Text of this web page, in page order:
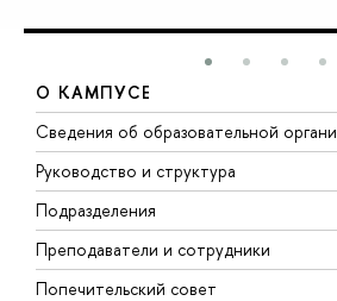
О КАМПУСЕ
Сведения об образовательной
Руководство и структура
Подразделения
Преподаватели и сотрудники
Попечительский совет